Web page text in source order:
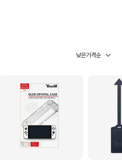
낮은가격순